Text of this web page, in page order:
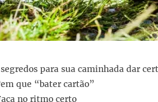
segredos para sua caminhada dar
que “bater cartão”
no ritmo certo